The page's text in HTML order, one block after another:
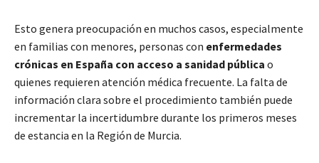
Esto genera preocupación en muchos casos, especialmente
en familias con menores, personas con enfermedades
crónicas en España con acceso a sanidad pública o
quienes requieren atención médica frecuente. La falta de
información clara sobre el procedimiento también puede
incrementar la incertidumbre durante los primeros meses
de estancia en la Región de Murcia.